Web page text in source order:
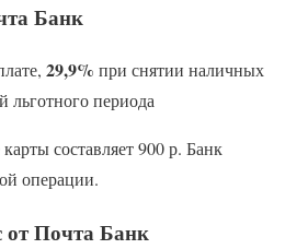
Банк
29,9% при снятии наличных
льготного периода
составляет 900 р. Банк
операции.
от Почта Банк